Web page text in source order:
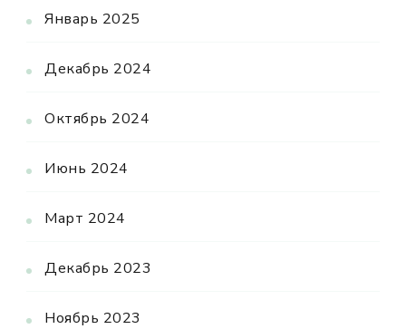
Январь 2025
Декабрь 2024
Октябрь 2024
Июнь 2024
Март 2024
Декабрь 2023
Ноябрь 2023